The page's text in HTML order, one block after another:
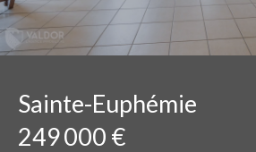
Sainte-Euphémie
249 000 €